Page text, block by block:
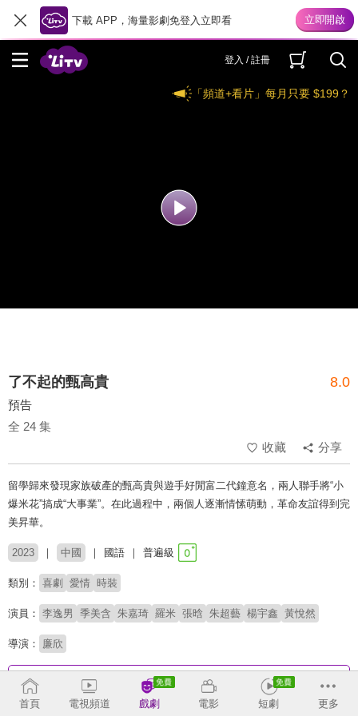
下載 APP，海量影劇免登入立即看
登入 / 註冊
「頻道+看片」每月只要 $199？
了不起的甄高貴 8.0
預告
全 24 集
收藏
分享
留學歸來發現家族破產的甄高貴與遊手好閒富二代鐘意名，兩人聯手將“小
爆米花”搞成“大事業”。在此過程中，兩個人逐漸情愫萌動，革命友誼得到完
美昇華。
2023 中國 國語 普遍級
類別： 喜劇 愛情 時裝
演員： 李逸男 季美含 朱嘉琦 羅米 張晗 朱超藝 楊宇鑫 黃悅然
導演： 廉欣
收回
首頁
電視頻道 戲劇 電影 短劇 更多